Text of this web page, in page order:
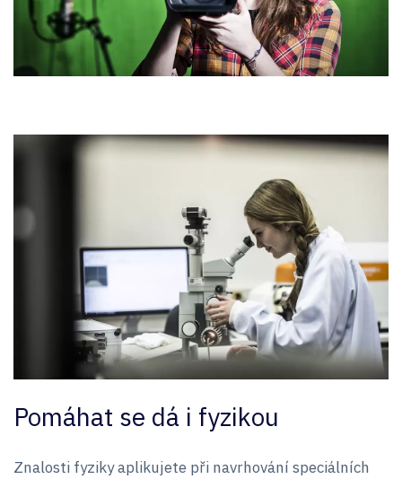
Pomáhat se dá i fyzikou
Znalosti fyziky aplikujete při navrhování speciálních